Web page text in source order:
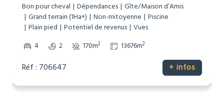
Bon pour cheval Dépendances Gîte/Maison d’Amis
Grand terrain (1Ha+)
Non-mitoyenne
Piscine
Plain pied
Potentiel de revenus Vues
4
2 170m2 13676m2
Réf : 706647 + infos